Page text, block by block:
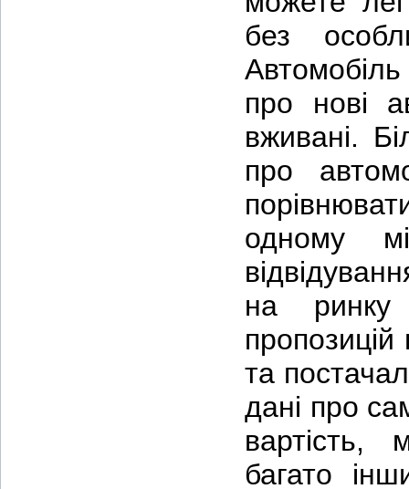
без
про нові
вживані.
про
одному
на ринку
пропозицій
та
дані про
вартість,
багато